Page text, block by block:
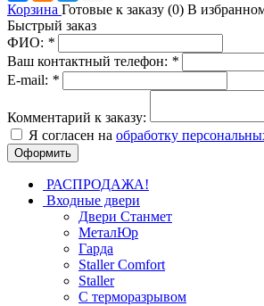
Корзина Готовые к заказу (0) В
Быстрый заказ
ФИО: *
Ваш контактный телефон: *
E-mail: *
Комментарий к заказу:
Я согласен на обработку
РАСПРОДАЖА!
Входные двери
Двери Станмет
МеталЮр
Гарда
Staller Comfort
Staller
С терморазрывом